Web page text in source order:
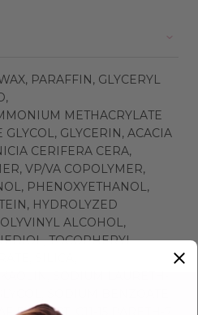
PARAFFIN, GLYCERYL
METHACRYLATE
GLYCERIN, ACACIA
CERIFERA CERA,
VP/VA COPOLYMER,
PHENOXYETHANOL,
HYDROLYZED
ALCOHOL,
TOCOPHERYL
SILICA,
SODIUM LAURETH-
SODIUM BENZOATE,
EXTRACT, C11-15 PARETH-7,